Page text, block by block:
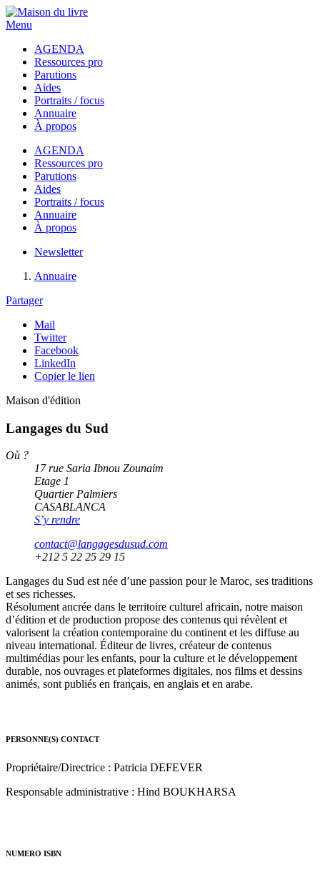
Menu
AGENDA
Ressources pro
Parutions
Aides
Portraits / focus
Annuaire
À propos
AGENDA
Ressources pro
Parutions
Aides
Portraits / focus
Annuaire
À propos
Newsletter
Annuaire
Partager
Mail
Twitter
Facebook
LinkedIn
Copier le lien
Maison d'édition
Langages du Sud
Où ?
17 rue Saria Ibnou Zounaim
Etage 1
Quartier Palmiers
CASABLANCA
S’y rendre
contact@langagesdusud.com
+212 5 22 25 29 15
Langages du Sud est née d’une passion pour le Maroc, ses traditions
et ses richesses.
Résolument ancrée dans le territoire culturel africain, notre maison
d’édition et de production propose des contenus qui révèlent et
valorisent la création contemporaine du continent et les diffuse au
niveau international. Éditeur de livres, créateur de contenus
multimédias pour les enfants, pour la culture et le développement
durable, nos ouvrages et plateformes digitales, nos films et dessins
animés, sont publiés en français, en anglais et en arabe.
PERSONNE(S) CONTACT
Propriétaire/Directrice : Patricia DEFEVER
Responsable administrative : Hind BOUKHARSA
NUMERO ISBN